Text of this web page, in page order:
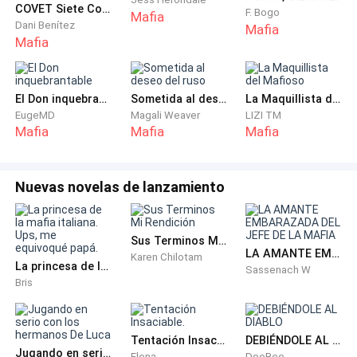
—Suficiente,debo llevarla a la oficina del jefe.
Leonor dió un suspiro y decidió dejar que se llevaran a
la chica de una vez.
El hombre imponía,llevaba la cabeza rapada y anteojos
con un poco de fuerza,Emma no puso resistencia,pero
involuntariamente giró el rostro para ver a la única
persona ahí que le había dado un poco de ayuda. Sólo
pedía que lo que fueran a hacer con ella fuese rápido.
era muy grande y estaba decorada con un gusto
exquisito. Al final del pasillo había una oficina y el
COVET Siete Corazones para Bianka
Dani Benítez
Mafia
Mafia F. Bogo
Mafia
El Don inquebrantable
EugeMD
Mafia
Sometida al deseo del ruso
Magali Weaver
Mafia
La Maquillista del Mafioso
LIZI TM
Mafia
Nuevas novelas de lanzamiento
La princesa de la mafia italiana. Ups, me equivoqué papá.
Bris
Sus Terminos Mi Rendición
Karen Chilotam LA AMANTE EMBARAZADA DEL JEFE DE LA MAFIA
Sassenach W
Jugando en serio con los hermanos De Luca
Tentación Insaciable. DEBIÉNDOLE AL DIABLO